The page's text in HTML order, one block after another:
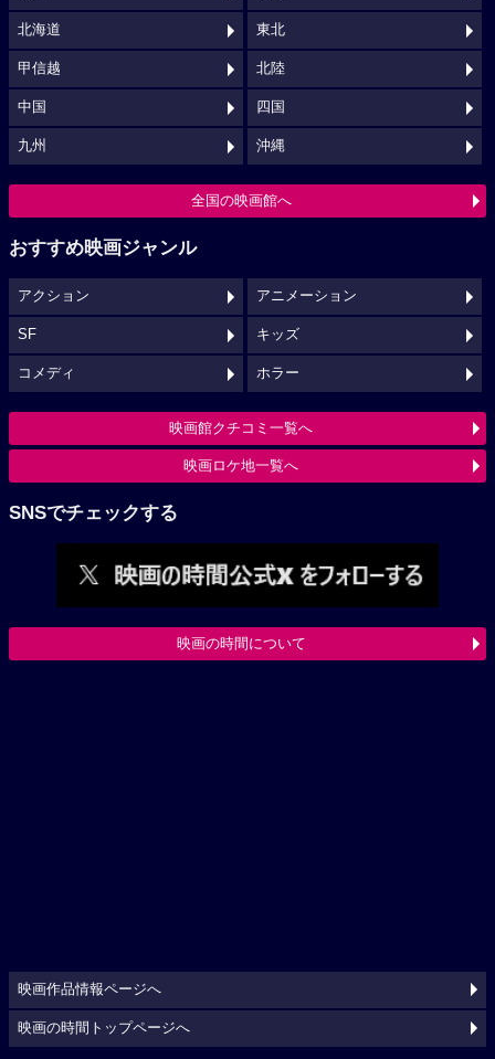
北海道 東北
甲信越 北陸
中国 四国
九州 沖縄
全国の映画館へ
おすすめ映画ジャンル
アクション アニメーション
SF キッズ
コメディ ホラー
映画館クチコミ一覧へ
映画ロケ地一覧へ
SNSでチェックする
映画の時間について
映画作品情報ページへ
映画の時間トップページへ